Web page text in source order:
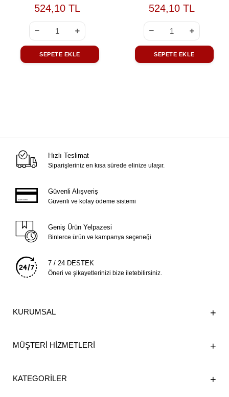
524,10 TL
SEPETE EKLE
524,10 TL
SEPETE EKLE
Hızlı Teslimat
Siparişleriniz en kısa sürede elinize ulaşır.
Güvenli Alışveriş
Güvenli ve kolay ödeme sistemi
Geniş Ürün Yelpazesi
Binlerce ürün ve kampanya seçeneği
7 / 24 DESTEK
Öneri ve şikayetlerinizi bize iletebilirsiniz.
KURUMSAL
MÜŞTERİ HİZMETLERİ
KATEGORİLER